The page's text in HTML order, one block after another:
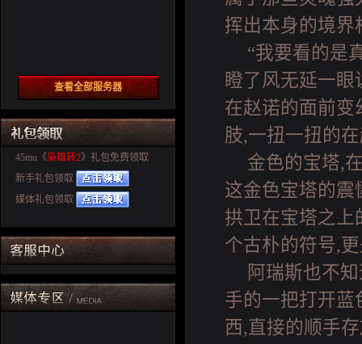
查看全部服务器
45mu《枭雄转2》礼包免费领取
新手礼包领取
媒体礼包领取
挥出本身的境
“我要看的是
瞪了风无延一
在赵诺的面前变
肢,一扭一扭的
金色的宝塔,
这金色宝塔的震
拱卫在宝塔之上
个古朴的符号,
阿瑞斯也不
手的一把打开蓝
西,直接的顺手